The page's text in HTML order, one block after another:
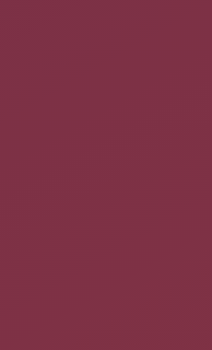
cross environnement
où peuvent se trouver
Le dock le plus
du curseur fait grossir
!
Shell) permet de